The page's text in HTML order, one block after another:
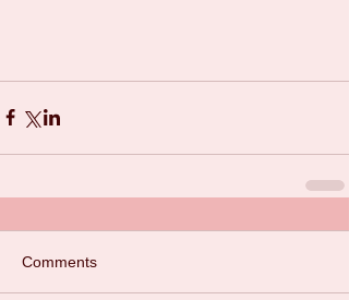
Comments